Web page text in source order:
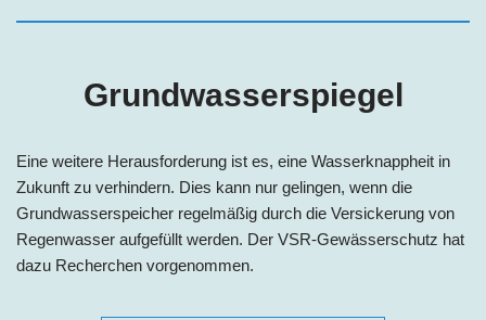
Grundwasserspiegel
Eine weitere Herausforderung ist es, eine Wasserknappheit in
Zukunft zu verhindern. Dies kann nur gelingen, wenn die
Grundwasserspeicher regelmäßig durch die Versickerung von
Regenwasser aufgefüllt werden. Der VSR-Gewässerschutz hat
dazu Recherchen vorgenommen.